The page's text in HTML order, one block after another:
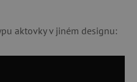
aktovky v jiném designu: